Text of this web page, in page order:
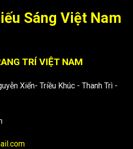
Sáng Việt Nam
TRÍ VIỆT NAM
Xiển- Triều Khúc - Thanh Trì -